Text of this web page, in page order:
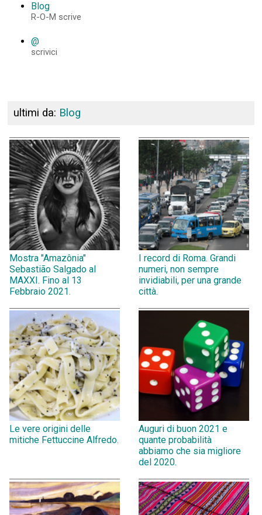
Blog
R-O-M scrive
@
scrivici
ultimi da: Blog
Mostra "Amazônia"
Sebastião Salgado al
MAXXI. Fino al 13
Febbraio 2021.
I record di Roma. Grandi
numeri, non sempre
invidiabili, per una grande
città.
Le vere origini delle
mitiche Fettuccine Alfredo.
Auguri di buon 2021 e
quante probabilità
abbiamo che sia migliore
del 2020.